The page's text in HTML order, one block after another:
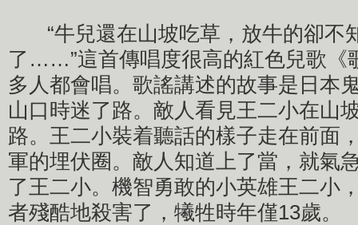
“牛兒還在山坡吃草，放牛的卻不
了……”這首傳唱度很高的紅色兒歌《
多人都會唱。歌謠講述的故事是日本
山口時迷了路。敵人看見王二小在山
路。王二小裝着聽話的樣子走在前面
軍的埋伏圈。敵人知道上了當，就氣
了王二小。機智勇敢的小英雄王二小
者殘酷地殺害了，犧牲時年僅13歲。